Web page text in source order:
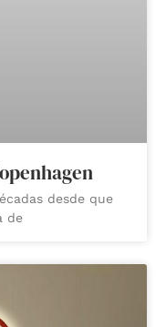
desde que
de